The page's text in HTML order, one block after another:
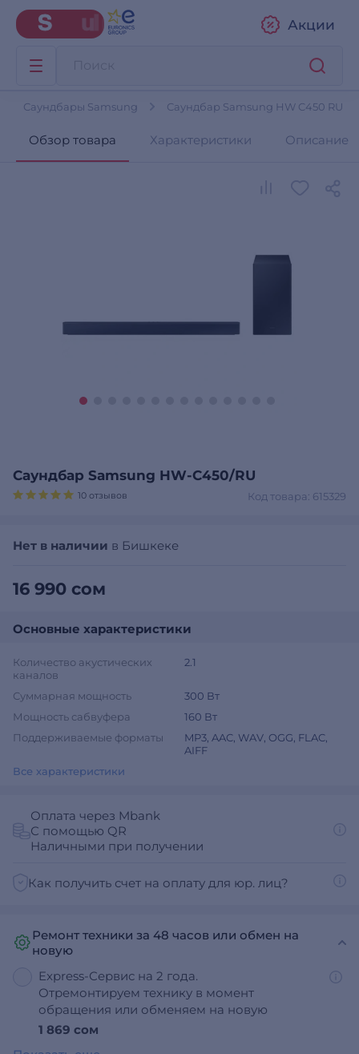
Акции
Саундбары Samsung Саундбар Samsung HW C450 RU
Обзор товара Характеристики Описание
Саундбар Samsung HW-C450/RU
Код товара: 615329
10 отзывов
Нет в наличии в Бишкеке
16 990 сом
Основные характеристики
Количество акустических
каналов
2.1
Суммарная мощность
300 Вт
Мощность сабвуфера
160 Вт
Поддерживаемые форматы
MP3, AAC, WAV, OGG, FLAC,
AIFF
Все характеристики
Оплата через Mbank
С помощью QR
Наличными при получении
Как получить счет на оплату для юр. лиц?
Ремонт техники за 48 часов или обмен на
новую
Express-Сервис на 2 года.
Отремонтируем технику в момент
обращения или обменяем на новую
1 869 сом